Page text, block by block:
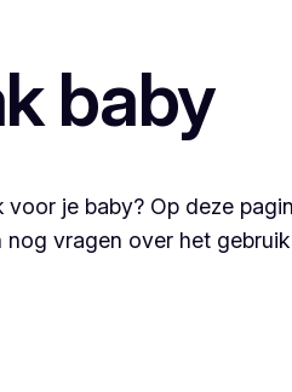
baby
je baby? Op deze
vragen over het